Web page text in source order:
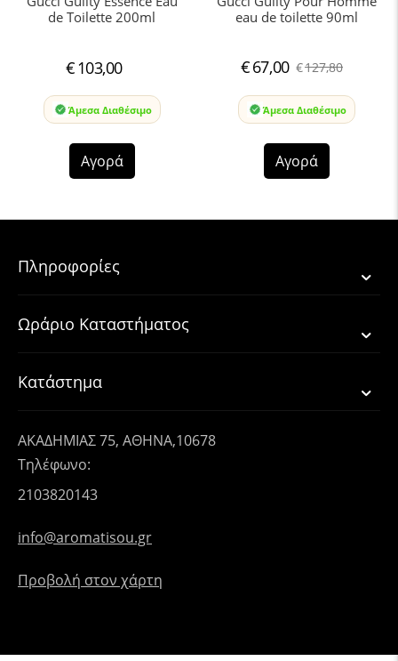
de Toilette 200ml
€ 103,00
Άμεσα Διαθέσιμο
Αγορά
eau de toilette 90ml
€127,80
€67,00
Άμεσα Διαθέσιμο
Αγορά
Πληροφορίες
Ωράριο Καταστήματος
Κατάστημα
ΑΚΑΔΗΜΙΑΣ 75, ΑΘΗΝΑ,10678
Τηλέφωνο:
2103820143
info@aromatisou.gr
Προβολή στον χάρτη